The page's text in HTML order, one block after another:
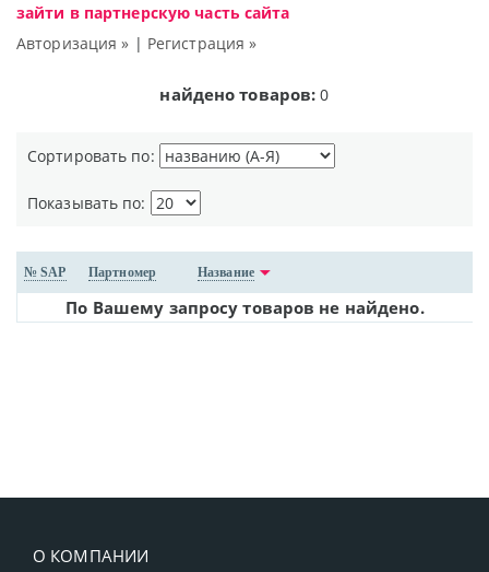
зайти в партнерскую часть сайта
Авторизация » | Регистрация »
найдено товаров: 0
Сортировать по:
Показывать по:
№ SAP Партномер Название
По Вашему запросу товаров не найдено.
О КОМПАНИИ